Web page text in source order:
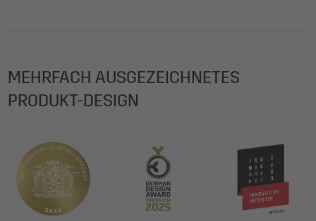
MEHRFACH AUSGEZEICHNETES
PRODUKT-DESIGN